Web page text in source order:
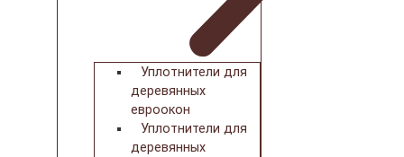
Уплотнители для
деревянных
евроокон
Уплотнители для
деревянных